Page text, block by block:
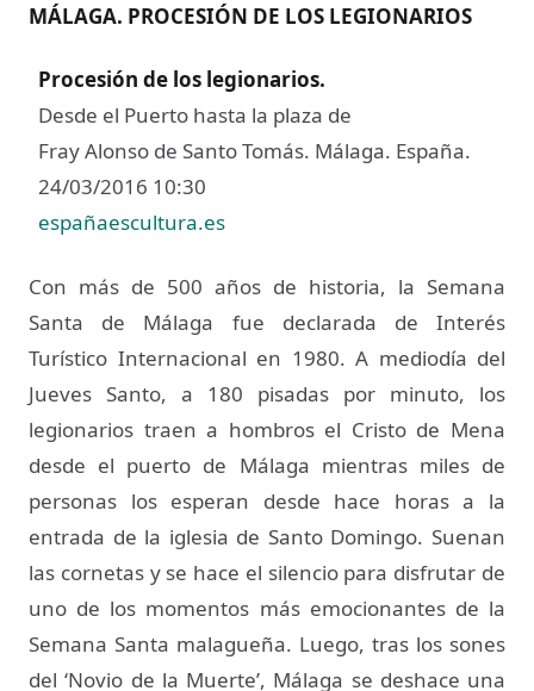
MÁLAGA. PROCESIÓN DE LOS LEGIONARIOS
Procesión de los legionarios.
Desde el Puerto hasta la plaza de
Fray Alonso de Santo Tomás. Málaga. España.
24/03/2016 10:30
españaescultura.es
Con más de 500 años de historia, la Semana
Santa de Málaga fue declarada de Interés
Turístico Internacional en 1980. A mediodía del
Jueves Santo, a 180 pisadas por minuto, los
legionarios traen a hombros el Cristo de Mena
desde el puerto de Málaga mientras miles de
personas los esperan desde hace horas a la
entrada de la iglesia de Santo Domingo. Suenan
las cornetas y se hace el silencio para disfrutar de
uno de los momentos más emocionantes de la
Semana Santa malagueña. Luego, tras los sones
del ‘Novio de la Muerte’, Málaga se deshace una